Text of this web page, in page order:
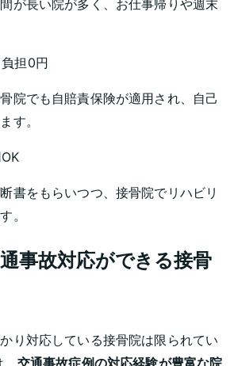
が長い院が多く、お仕事帰りや週末
担0円
院でも自賠責保険が適用され、自己
す。
書をもらいつつ、接骨院でリハビリ
。
事故対応ができる接骨
り対応している接骨院は限られてい
交通事故症例の対応経験が豊富な院